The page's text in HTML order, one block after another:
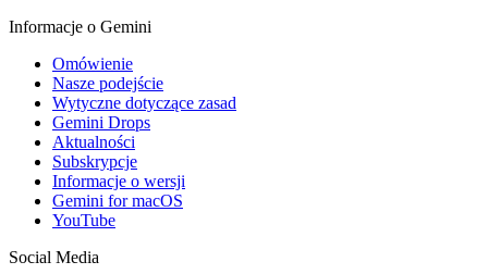
Informacje o Gemini
Omówienie
Nasze podejście
Wytyczne dotyczące zasad
Gemini Drops
Aktualności
Subskrypcje
Informacje o wersji
Gemini for macOS
YouTube
Social Media